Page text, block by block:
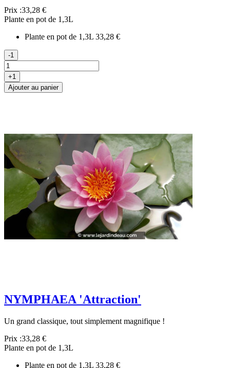
Prix :33,28 €
Plante en pot de 1,3L
Plante en pot de 1,3L 33,28 €
-1
+1
Ajouter au panier
NYMPHAEA 'Attraction'
Un grand classique, tout simplement magnifique !
Prix :33,28 €
Plante en pot de 1,3L
Plante en pot de 1,3L 33,28 €